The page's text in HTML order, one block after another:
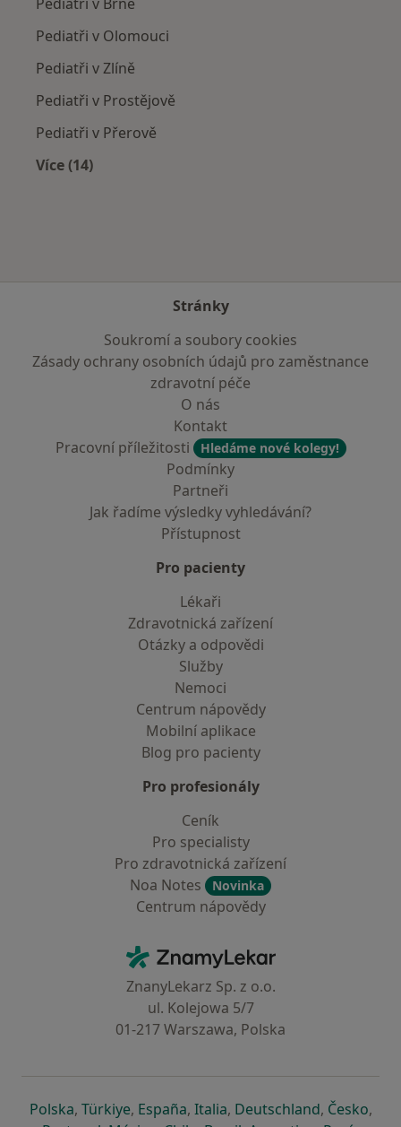
Pediatři v Olomouci
Pediatři v Zlíně
Pediatři v Prostějově
Pediatři v Přerově
Více (14)
Stránky
Soukromí a soubory cookies
Zásady ochrany osobních údajů pro zaměstnance
zdravotní péče
O nás
Kontakt
Pracovní příležitosti
Hledáme nové kolegy!
Podmínky
Partneři
Jak řadíme výsledky vyhledávání?
Přístupnost
Pro pacienty
Lékaři
Zdravotnická zařízení
Otázky a odpovědi
Služby
Nemoci
Centrum nápovědy
Mobilní aplikace
Blog pro pacienty
Pro profesionály
Ceník
Pro specialisty
Pro zdravotnická zařízení
Noa Notes
Novinka
Centrum nápovědy
ZnamyLekar - Hlavní stránka
ZnanyLekarz Sp. z o.o.
ul. Kolejowa 5/7
01-217 Warszawa, Polska
Polskase otevře v nové záložce
, Türkiyese otevře v nové záložce
, Españase otevře v nové záložce
, Italiase otevře v nové záložce
, Deutschlandse otevře v
, Českose
,